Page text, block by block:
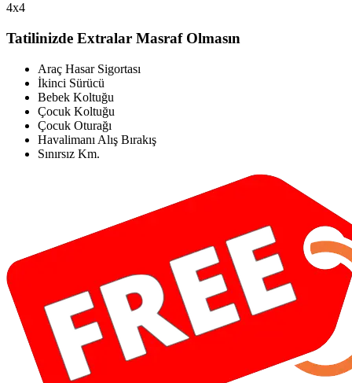
4x4
Tatilinizde Extralar Masraf Olmasın
Araç Hasar Sigortası
İkinci Sürücü
Bebek Koltuğu
Çocuk Koltuğu
Çocuk Oturağı
Havalimanı Alış Bırakış
Sınırsız Km.